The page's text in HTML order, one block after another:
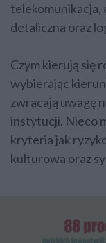
telekomunikacja,
detaliczna oraz
Czym kierują się
wybierając
zwracają uwagę
instytucji. Nieco
kryteria jak
kulturowa oraz